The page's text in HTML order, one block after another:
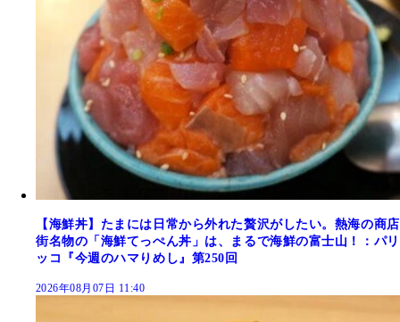
【海鮮丼】たまには日常から外れた贅沢がしたい。熱海の商店
街名物の「海鮮てっぺん丼」は、まるで海鮮の富士山！：パリ
ッコ『今週のハマりめし』第250回
2026年08月07日 11:40